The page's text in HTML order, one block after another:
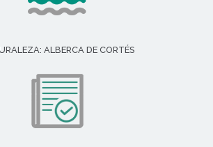
ALBERCA DE CORTÉS